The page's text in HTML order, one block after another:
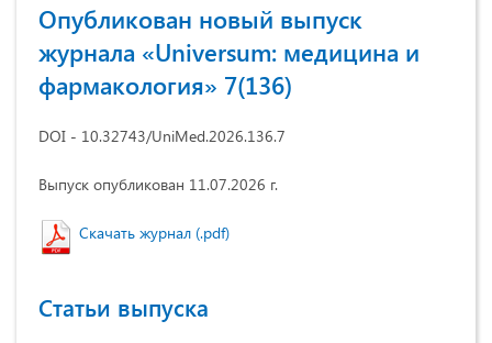
Опубликован новый выпуск
журнала «Universum: медицина и
фармакология» 7(136)
DOI - 10.32743/UniMed.2026.136.7
Выпуск опубликован 11.07.2026 г.
Скачать журнал (.pdf)
Статьи выпуска